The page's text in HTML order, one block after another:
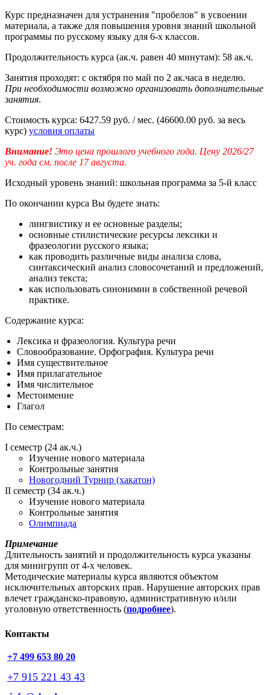
Курс предназначен для устранения "пробелов" в усвоении
материала, а также для повышения уровня знаний школьной
программы по русскому языку для 6-х классов.
Продолжительность курса (ак.ч. равен 40 минутам): 58 ак.ч.
Занятия проходят: с октября по май по 2 ак.часа в неделю.
При необходимости возможно организовать дополнительные
занятия.
Стоимость курса: 6427.59 руб. / мес. (46600.00 руб. за весь
курс) условия оплаты
Внимание! Это цена прошлого учебного года. Цену 2026/27
уч. года см. после 17 августа.
Исходный уровень знаний: школьная программа за 5-й класс
По окончании курса Вы будете знать:
лингвистику и ее основные разделы;
основные стилистические ресурсы лексики и
фразеологии русского языка;
как проводить различные виды анализа слова,
синтаксический анализ словосочетаний и предложений,
анализ текста;
как использовать синонимии в собственной речевой
практике.
Содержание курса:
Лексика и фразеология. Культура речи
Словообразование. Орфография. Культура речи
Имя существительное
Имя прилагательное
Имя числительное
Местоимение
Глагол
По семестрам:
I семестр (24 ак.ч.)
Изучение нового материала
Контрольные занятия
Новогодний Турнир (хакатон)
II семестр (34 ак.ч.)
Изучение нового материала
Контрольные занятия
Олимпиада
Примечание
Длительность занятий и продолжительность курса указаны
для минигрупп от 4-х человек.
Методические материалы курса являются объектом
исключительных авторских прав. Нарушение авторских прав
влечет гражданско-правовую, административную и/или
уголовную ответственность (подробнее).
Контакты
+7 499 653 80 20
+7 915 221 43 43